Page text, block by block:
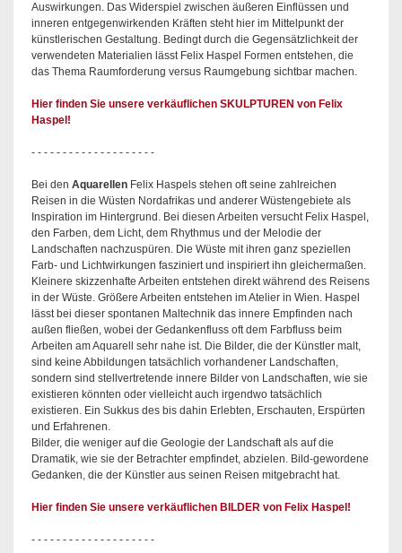
Auswirkungen. Das Widerspiel zwischen äußeren Einflüssen und
inneren entgegenwirkenden Kräften steht hier im Mittelpunkt der
künstlerischen Gestaltung. Bedingt durch die Gegensätzlichkeit der
verwendeten Materialien lässt Felix Haspel Formen entstehen, die
das Thema Raumforderung versus Raumgebung sichtbar machen.
Hier finden Sie unsere verkäuflichen SKULPTUREN von Felix
Haspel!
- - - - - - - - - - - - - - - - - - - -
Bei den Aquarellen Felix Haspels stehen oft seine zahlreichen
Reisen in die Wüsten Nordafrikas und anderer Wüstengebiete als
Inspiration im Hintergrund. Bei diesen Arbeiten versucht Felix Haspel,
den Farben, dem Licht, dem Rhythmus und der Melodie der
Landschaften nachzuspüren. Die Wüste mit ihren ganz speziellen
Farb- und Lichtwirkungen fasziniert und inspiriert ihn gleichermaßen.
Kleinere skizzenhafte Arbeiten entstehen direkt während des Reisens
in der Wüste. Größere Arbeiten entstehen im Atelier in Wien. Haspel
lässt bei dieser spontanen Maltechnik das innere Empfinden nach
außen fließen, wobei der Gedankenfluss oft dem Farbfluss beim
Arbeiten am Aquarell sehr nahe ist. Die Bilder, die der Künstler malt,
sind keine Abbildungen tatsächlich vorhandener Landschaften,
sondern sind stellvertretende innere Bilder von Landschaften, wie sie
existieren könnten oder vielleicht auch irgendwo tatsächlich
existieren. Ein Sukkus des bis dahin Erlebten, Erschauten, Erspürten
und Erfahrenen.
Bilder, die weniger auf die Geologie der Landschaft als auf die
Dramatik, wie sie der Betrachter empfindet, abzielen. Bild-gewordene
Gedanken, die der Künstler aus seinen Reisen mitgebracht hat.
Hier finden Sie unsere verkäuflichen BILDER von Felix Haspel!
- - - - - - - - - - - - - - - - - - - -